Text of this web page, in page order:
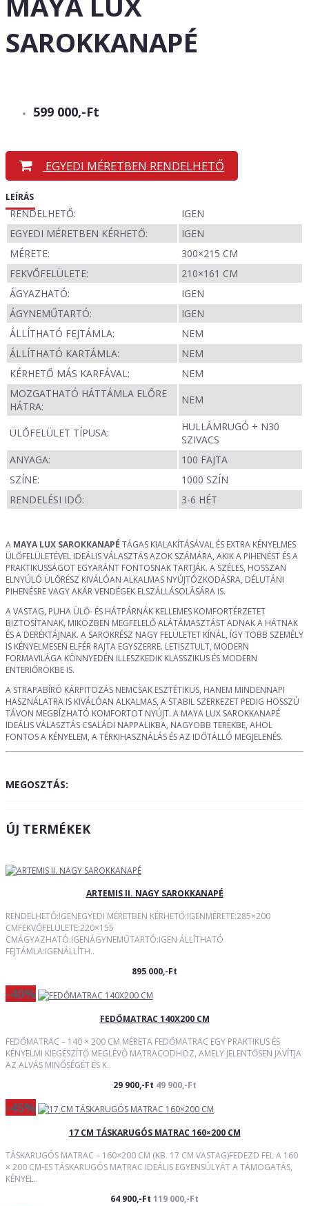
SAROKKANAPÉ
599 000,-Ft
EGYEDI MÉRETBEN RENDELHETŐ
LEÍRÁS
RENDELHETŐ:
IGEN
EGYEDI MÉRETBEN KÉRHETŐ:
IGEN
MÉRETE:
300×215 CM
FEKVŐFELÜLETE:
210×161 CM
ÁGYAZHATÓ:
IGEN
ÁGYNEMŰTARTÓ:
IGEN
ÁLLÍTHATÓ FEJTÁMLA:
NEM
ÁLLÍTHATÓ KARTÁMLA:
NEM
KÉRHETŐ MÁS KARFÁVAL:
NEM
MOZGATHATÓ HÁTTÁMLA ELŐRE
HÁTRA:
NEM
ÜLŐFELÜLET TÍPUSA:
HULLÁMRUGÓ + N30
SZIVACS
ANYAGA:
100 FAJTA
SZÍNE:
1000 SZÍN
RENDELÉSI IDŐ:
3-6 HÉT
A MAYA LUX SAROKKANAPÉ TÁGAS KIALAKÍTÁSÁVAL ÉS EXTRA KÉNYELMES
ÜLŐFELÜLETÉVEL IDEÁLIS VÁLASZTÁS AZOK SZÁMÁRA, AKIK A PIHENÉST ÉS A
PRAKTIKUSSÁGOT EGYARÁNT FONTOSNAK TARTJÁK. A SZÉLES, HOSSZAN
ELNYÚLÓ ÜLŐRÉSZ KIVÁLÓAN ALKALMAS NYÚJTÓZKODÁSRA, DÉLUTÁNI
PIHENÉSRE VAGY AKÁR VENDÉGEK ELSZÁLLÁSOLÁSÁRA IS.
A VASTAG, PUHA ÜLŐ- ÉS HÁTPÁRNÁK KELLEMES KOMFORTÉRZETET
BIZTOSÍTANAK, MIKÖZBEN MEGFELELŐ ALÁTÁMASZTÁST ADNAK A HÁTNAK
ÉS A DERÉKTÁJNAK. A SAROKRÉSZ NAGY FELÜLETET KÍNÁL, ÍGY TÖBB SZEMÉLY
IS KÉNYELMESEN ELFÉR RAJTA EGYSZERRE. LETISZTULT, MODERN
FORMAVILÁGA KÖNNYEDÉN ILLESZKEDIK KLASSZIKUS ÉS MODERN
ENTERIŐRÖKBE IS.
A STRAPABÍRÓ KÁRPITOZÁS NEMCSAK ESZTÉTIKUS, HANEM MINDENNAPI
HASZNÁLATRA IS KIVÁLÓAN ALKALMAS, A STABIL SZERKEZET PEDIG HOSSZÚ
TÁVON MEGBÍZHATÓ KOMFORTOT NYÚJT. A MAYA LUX SAROKKANAPÉ
IDEÁLIS VÁLASZTÁS CSALÁDI NAPPALIKBA, NAGYOBB TEREKBE, AHOL
FONTOS A KÉNYELEM, A TÉRKIHASZNÁLÁS ÉS AZ IDŐTÁLLÓ MEGJELENÉS.
MEGOSZTÁS:
ÚJ TERMÉKEK
ARTEMIS II. NAGY SAROKKANAPÉ
RENDELHETŐ:IGENEGYEDI MÉRETBEN KÉRHETŐ:IGENMÉRETE:285×200
CMFEKVŐFELÜLETE:220×155
CMÁGYAZHATÓ:IGENÁGYNEMŰTARTÓ:IGEN ÁLLÍTHATÓ
FEJTÁMLA:IGENÁLLÍTH..
895 000,-Ft
-40%
FEDŐMATRAC 140X200 CM
FEDŐMATRAC – 140 × 200 CM MÉRETA FEDŐMATRAC EGY PRAKTIKUS ÉS
KÉNYELMI KIEGÉSZÍTŐ MEGLÉVŐ MATRACODHOZ, AMELY JELENTŐSEN JAVÍTJA
AZ ALVÁS MINŐSÉGÉT ÉS K..
29 900,-Ft 49 900,-Ft
-45%
17 CM TÁSKARUGÓS MATRAC 160×200 CM
TÁSKARUGÓS MATRAC – 160×200 CM (KB. 17 CM VASTAG)FEDEZD FEL A 160
× 200 CM-ES TÁSKARUGÓS MATRAC IDEÁLIS EGYENSÚLYÁT A TÁMOGATÁS,
KÉNYEL..
64 900,-Ft 119 000,-Ft